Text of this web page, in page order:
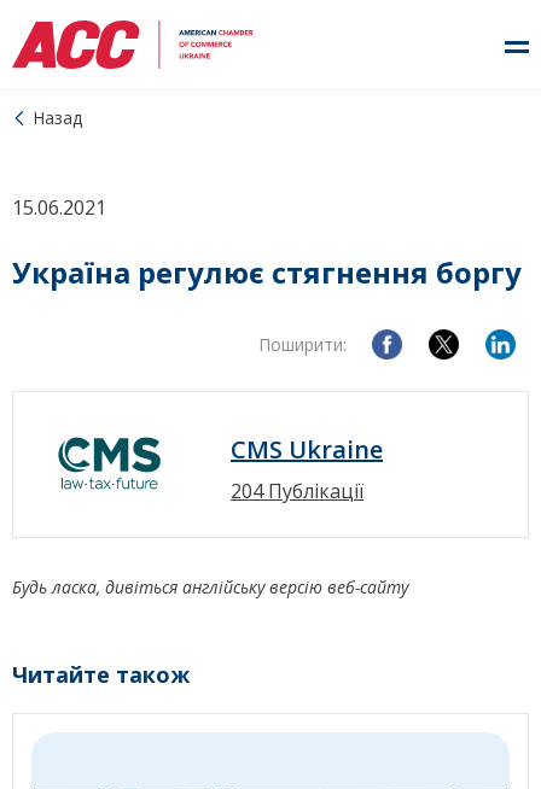
Назад
15.06.2021
Україна регулює стягнення боргу
Поширити:
CMS Ukraine
204 Публікації
Будь ласка, дивіться англійську версію веб-сайту
Читайте також